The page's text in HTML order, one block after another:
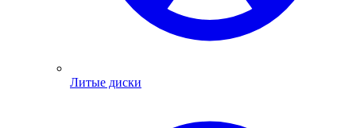
Литые диски